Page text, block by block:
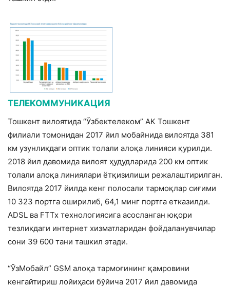
ТЕЛЕКОММУНИКАЦИЯ
Тошкент вилоятида “Ўзбектелеком” АК Тошкент
филиали томонидан 2017 йил мобайнида вилоятда 381
км узунликдаги оптик толали алоқа линияси қурилди.
2018 йил давомида вилоят ҳудудларида 200 км оптик
толали алоқа линиялари ётқизилиши режалаштирилган.
Вилоятда 2017 йилда кенг полосали тармоқлар сиғими
10 323 портга оширилиб, 64,1 минг портга етказилди.
АDSL ва FTTx технологиясига асосланган юқори
тезликдаги интернет хизматларидан фойдаланувчилар
сони 39 600 тани ташкил этади.
“ЎзМобайл” GSM алоқа тармоғининг қамровини
кенгайтириш лойиҳаси бўйича 2017 йил давомида